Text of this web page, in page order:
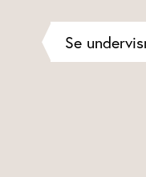
Se